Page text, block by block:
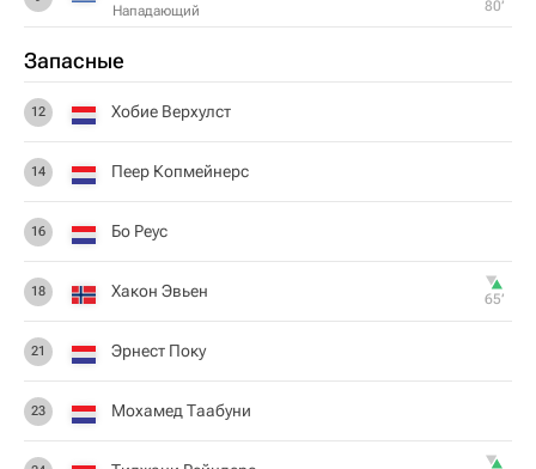
Нападающий 80‎’‎
Запасные
12 Хобие Верхулст
14 Пеер Копмейнерс
16 Бо Реус
18 Хакон Эвьен 65‎’‎
21 Эрнест Поку
23 Мохамед Таабуни